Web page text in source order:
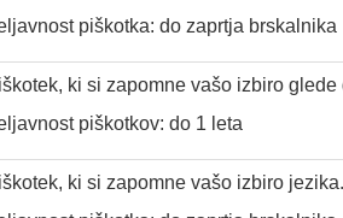
piškotka: do zaprtja brskalnika
ki si zapomne vašo izbiro
piškotkov: do 1 leta
ki si zapomne vašo izbiro jezika.